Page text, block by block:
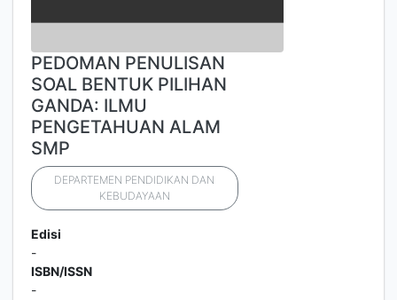
PEDOMAN PENULISAN
SOAL BENTUK PILIHAN
GANDA: ILMU
PENGETAHUAN ALAM
SMP
DEPARTEMEN PENDIDIKAN DAN
KEBUDAYAAN
Edisi
-
ISBN/ISSN
-